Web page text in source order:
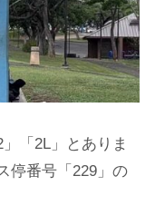
「2L」とありま
停番号「229」の